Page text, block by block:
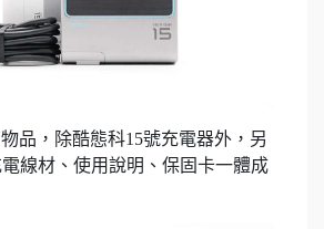
品，除酷態科15號充電器外，另
線材、使用說明、保固卡一體成